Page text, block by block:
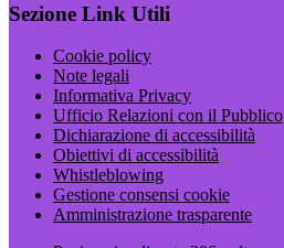
Sezione Link Utili
Cookie policy
Note legali
Informativa Privacy
Ufficio Relazioni con il Pubblico
Dichiarazione di accessibilità
Obiettivi di accessibilità
Whistleblowing
Gestione consensi cookie
Amministrazione trasparente